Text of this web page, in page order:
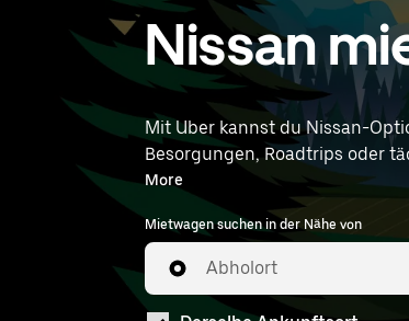
Nissan
Mit Uber kannst du Nissan-
Besorgungen, Roadtrips oder
entsprechen. Gib
More
Mietwagen suchen in der Nähe von
Abholort